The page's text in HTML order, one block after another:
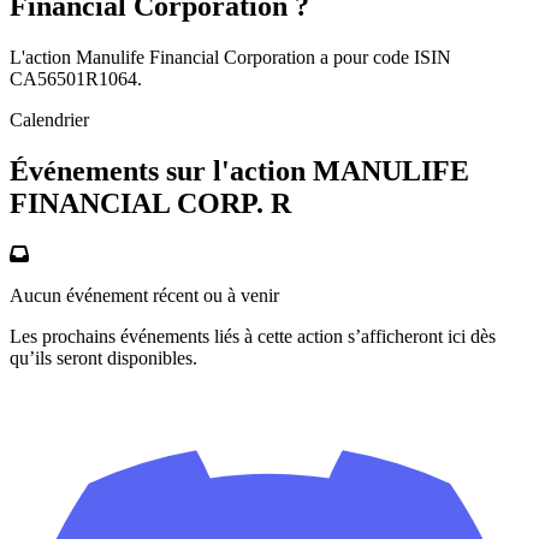
L'action Manulife Financial Corporation a pour code ISIN
CA56501R1064.
Calendrier
Événements sur l'action MANULIFE
FINANCIAL CORP. R
Aucun événement récent ou à venir
Les prochains événements liés à cette action s’afficheront ici dès
qu’ils seront disponibles.